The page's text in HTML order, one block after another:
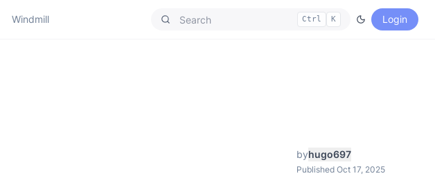
Windmill Ctrl K Login
byhugo697
Published Oct 17, 2025